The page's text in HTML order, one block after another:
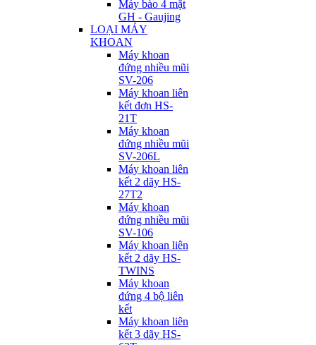
Máy bào 4 mặt
GH - Gaujing
LOẠI MÁY
KHOAN
Máy khoan
đứng nhiều mũi
SV-206
Máy khoan liên
kết đơn HS-
21T
Máy khoan
đứng nhiều mũi
SV-206L
Máy khoan liên
kết 2 dãy HS-
27T2
Máy khoan
đứng nhiều mũi
SV-106
Máy khoan liên
kết 2 dãy HS-
TWINS
Máy khoan
đứng 4 bộ liên
kết
Máy khoan liên
kết 3 dãy HS-